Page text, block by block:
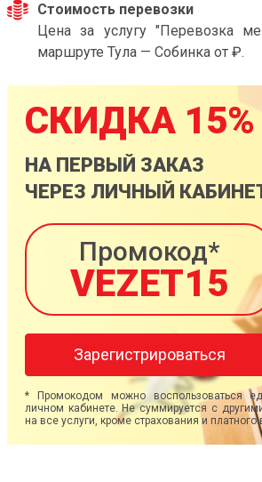
Стоимость перевозки
Цена за услугу "Перевозка
маршруте Тула — Собинка от ₽.
СКИДКА 15%
НА ПЕРВЫЙ ЗАКАЗ
ЧЕРЕЗ ЛИЧНЫЙ
Промокод*
VEZET15
Зарегистрироваться
* Промокодом можно воспользоваться
личном кабинете. Не суммируется с
на все услуги, кроме страхования и платного